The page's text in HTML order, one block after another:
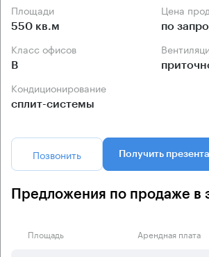
Площади
550 кв.м
Цена
по
Класс офисов
B
Кондиционирование
сплит-системы
Позвонить Получить
Предложения по продаже в
Площадь Арендная плата